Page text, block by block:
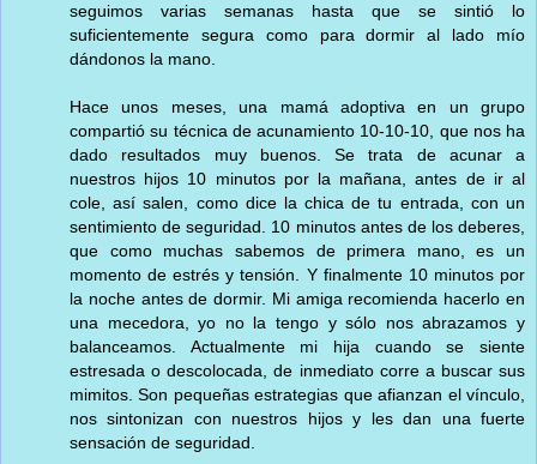
seguimos varias semanas hasta que se sintió lo
suficientemente segura como para dormir al lado mío
dándonos la mano.
Hace unos meses, una mamá adoptiva en un grupo
compartió su técnica de acunamiento 10-10-10, que nos ha
dado resultados muy buenos. Se trata de acunar a
nuestros hijos 10 minutos por la mañana, antes de ir al
cole, así salen, como dice la chica de tu entrada, con un
sentimiento de seguridad. 10 minutos antes de los deberes,
que como muchas sabemos de primera mano, es un
momento de estrés y tensión. Y finalmente 10 minutos por
la noche antes de dormir. Mi amiga recomienda hacerlo en
una mecedora, yo no la tengo y sólo nos abrazamos y
balanceamos. Actualmente mi hija cuando se siente
estresada o descolocada, de inmediato corre a buscar sus
mimitos. Son pequeñas estrategias que afianzan el vínculo,
nos sintonizan con nuestros hijos y les dan una fuerte
sensación de seguridad.